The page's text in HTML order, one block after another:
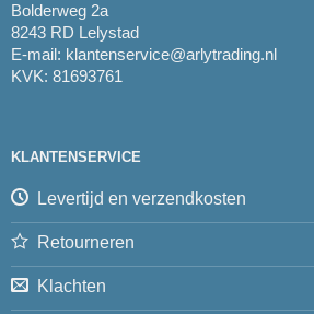
Bolderweg 2a
8243 RD Lelystad
E-mail: klantenservice@arlytrading.nl
KVK: 81693761
KLANTENSERVICE
Levertijd en verzendkosten
Retourneren
Klachten